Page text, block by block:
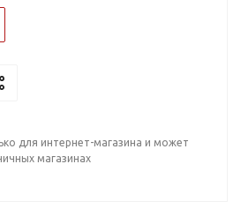
для интернет-магазина и может
магазинах